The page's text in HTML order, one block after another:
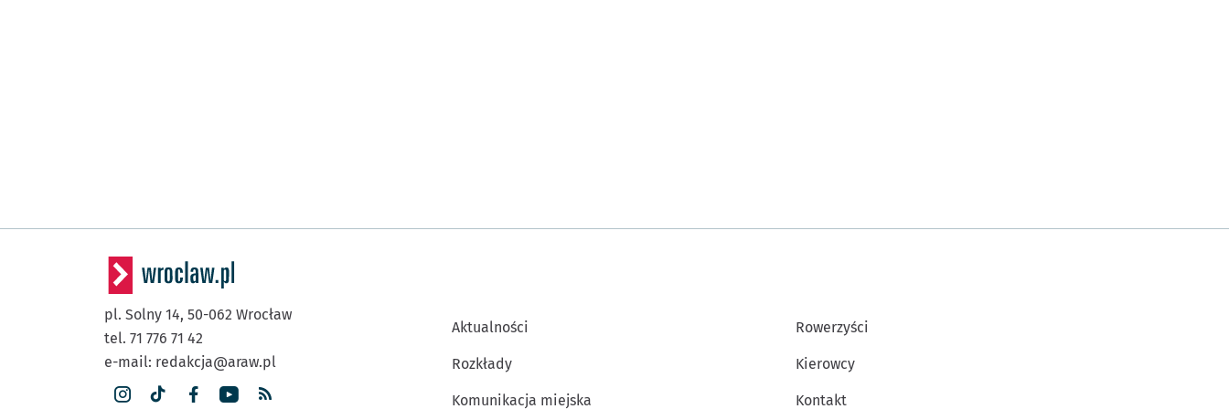
pl. Solny 14, 50-062 Wrocław
tel. 71 776 71 42
e-mail: redakcja@araw.pl
Aktualności
Rozkłady
Komunikacja miejska
Rowerzyści
Kierowcy
Kontakt